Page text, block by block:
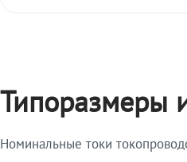
Типоразмеры
Номинальные токи